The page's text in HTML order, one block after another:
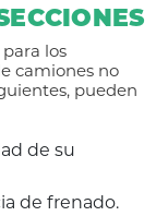
los
camiones no
pueden
de su
de frenado.